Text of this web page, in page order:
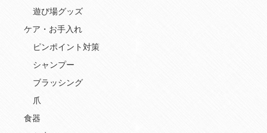
遊び場グッズ
ケア・お手入れ
ピンポイント対策
シャンプー
ブラッシング
爪
食器